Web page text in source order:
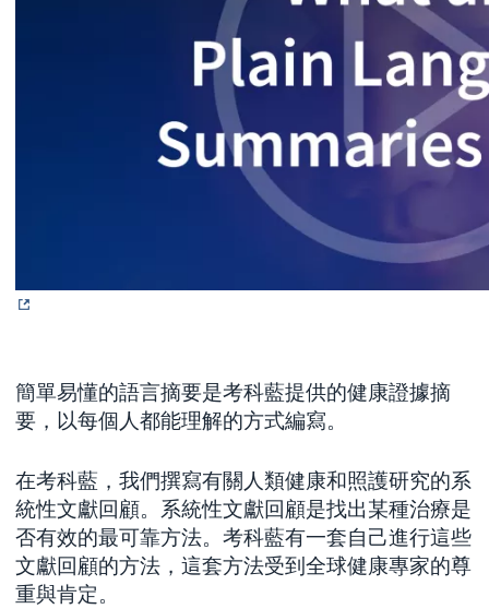
簡單易懂的語言摘要是考科藍提供的健康證據摘
要，以每個人都能理解的方式編寫。
在考科藍，我們撰寫有關人類健康和照護研究的系
統性文獻回顧。系統性文獻回顧是找出某種治療是
否有效的最可靠方法。考科藍有一套自己進行這些
文獻回顧的方法，這套方法受到全球健康專家的尊
重與肯定。